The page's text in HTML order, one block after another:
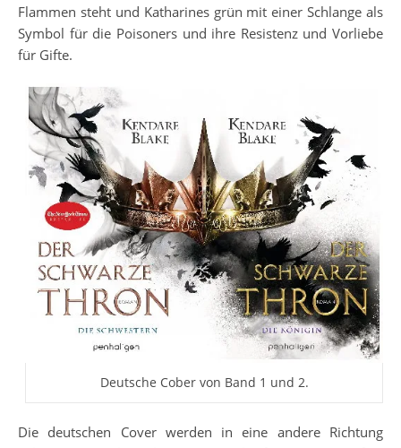
Flammen steht und Katharines grün mit einer Schlange als
Symbol für die Poisoners und ihre Resistenz und Vorliebe
für Gifte.
Deutsche Cober von Band 1 und 2.
Die deutschen Cover werden in eine andere Richtung